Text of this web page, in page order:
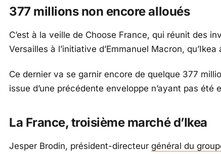
377 millions non encore alloués
C’est à la veille de Choose France, qui réunit des
Versailles à l’initiative d’Emmanuel Macron,
Ce dernier va se garnir encore de quelque 377
issue d’une précédente enveloppe n’ayant pas été
La France, troisième marché d’Ikea
Jesper Brodin, président-directeur général du